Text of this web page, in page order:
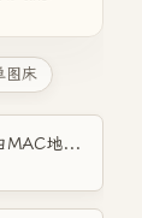
图床
解决all in one爱快主路由Openwrt旁路由MAC地址重复的问题！